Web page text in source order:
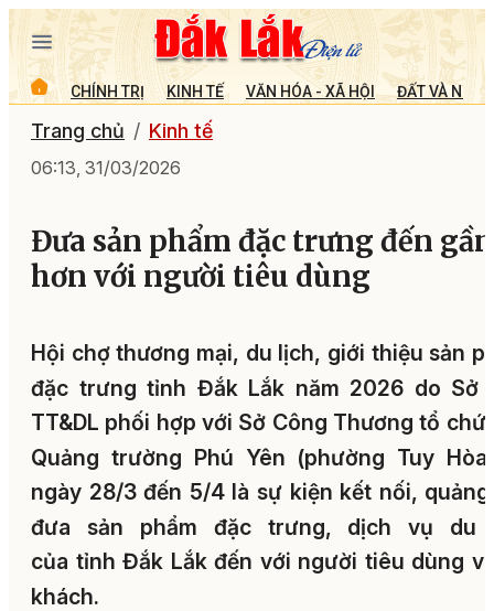
CHÍNH TRỊ KINH TẾ VĂN HÓA - XÃ HỘI ĐẤT VÀ
Trang chủ Kinh tế
06:13, 31/03/2026
Đưa sản phẩm đặc trưng đến gần
hơn với người tiêu dùng
Hội chợ thương mại, du lịch, giới thiệu sản
đặc trưng tỉnh Đắk Lắk năm 2026 do Sở
TT&DL phối hợp với Sở Công Thương tổ
Quảng trường Phú Yên (phường Tuy
ngày 28/3 đến 5/4 là sự kiện kết nối,
đưa sản phẩm đặc trưng, dịch vụ du
của tỉnh Đắk Lắk đến với người tiêu dùng
khách.